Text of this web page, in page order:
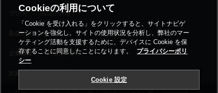
siyaku-blog
取扱いメーカー
事業所一覧
Cookieの利用について
「Cookie を受け入れる」をクリックすると、サイトナビゲ
ーションを強化し、サイトの使用状況を分析し、弊社のマー
ケティング活動を支援するために、デバイスに Cookie を保
存することに同意したことになります。
プライバシーポリ
シー
Cookie 設定